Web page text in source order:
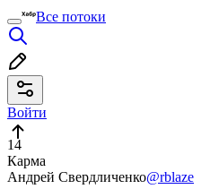
Все потоки
Войти
14
Карма
Андрей Свердличенко@rblaze